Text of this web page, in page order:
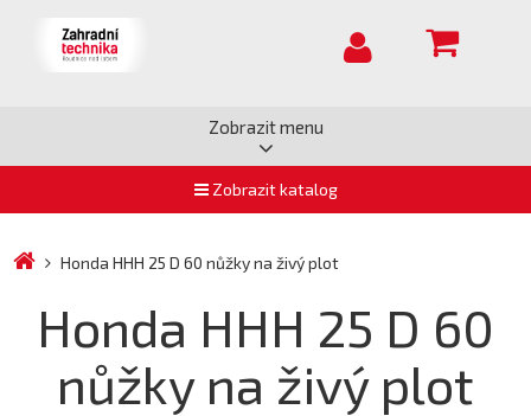
Zobrazit menu
Zobrazit katalog
Honda HHH 25 D 60 nůžky na živý plot
Honda HHH 25 D 60
nůžky na živý plot